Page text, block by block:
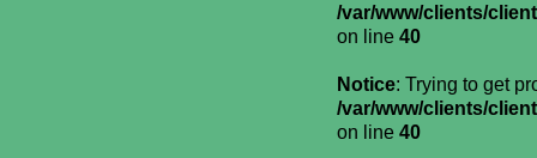
/var/www/clients/
on line 40
Notice: Trying to get
/var/www/clients/
on line 40